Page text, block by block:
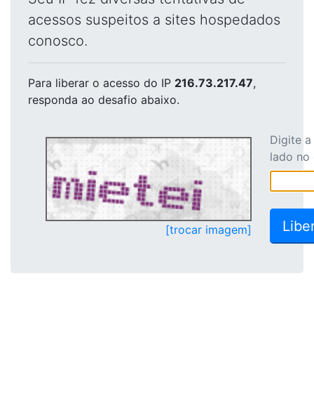
acessos suspeitos a sites hospedados
conosco.
Para liberar o acesso do IP 216.73.217.47,
responda ao desafio abaixo.
[trocar imagem]
Digite
lado no